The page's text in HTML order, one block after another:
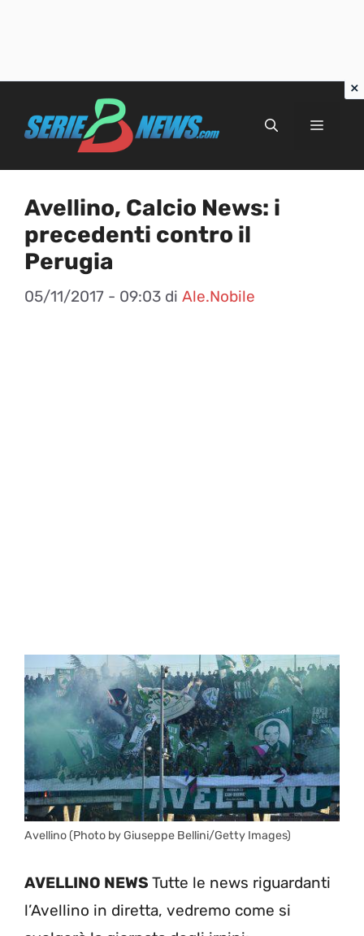
Menu
Avellino, Calcio News: i
precedenti contro il
Perugia
05/11/2017 - 09:03 di Ale.Nobile
Avellino (Photo by Giuseppe Bellini/Getty Images)
AVELLINO NEWS Tutte le news riguardanti
l’Avellino in diretta, vedremo come si